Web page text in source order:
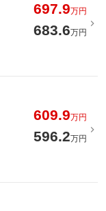
697.9万円
683.6万円
609.9万円
596.2万円